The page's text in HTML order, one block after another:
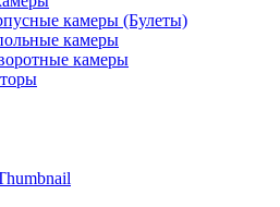
камеры (Булеты)
камеры
камеры